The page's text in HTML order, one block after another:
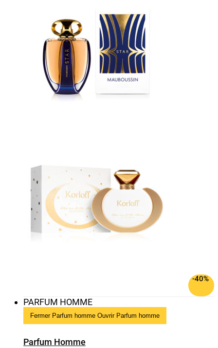
-40%
PARFUM HOMME
Fermer Parfum homme Ouvrir Parfum homme
Parfum Homme